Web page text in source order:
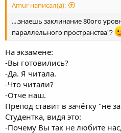
Amur написал(а):
....знаешь заклинание 80ого
параллельного пространства"?
На экзамене:
-Вы готовились?
-Да. Я читала.
-Что читали?
-Отче наш.
Препод ставит в зачётку "не
Студентка, видя это:
-Почему Вы так не любите